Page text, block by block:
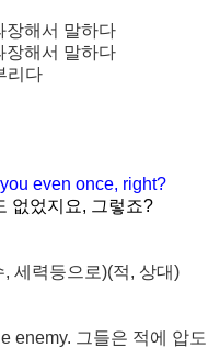
장해서 말하다
장해서 말하다
리다
you even once, right?
없었지요, 그렇죠?
, 세력등으로)(적, 상대)
enemy. 그들은 적에 압도